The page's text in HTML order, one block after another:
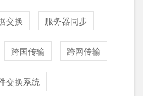
交换 服务器同步
跨国传输 跨网传输
交换系统